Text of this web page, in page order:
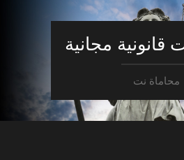
قانونية مجانية
محاماة نت